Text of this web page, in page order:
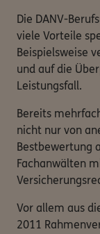
Die DANV-
viele Vorteile
Beispielsweise
und auf die
Leistungsfall.
Bereits
nicht nur von
Bestbewertung
Fachanwälten
Vor allem aus
2011